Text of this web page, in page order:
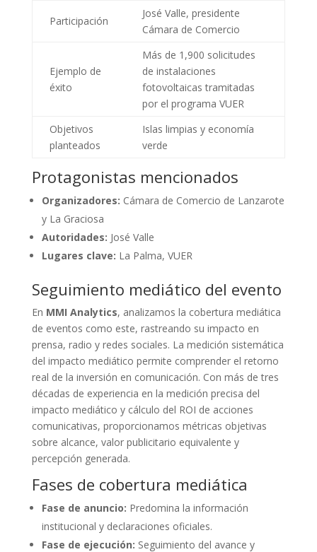
Participación
José Valle, presidente
Cámara de Comercio
Ejemplo de
éxito
Más de 1,900 solicitudes
de instalaciones
fotovoltaicas tramitadas
por el programa VUER
Objetivos
planteados
Islas limpias y economía
verde
Protagonistas mencionados
Organizadores: Cámara de Comercio de Lanzarote
y La Graciosa
Autoridades: José Valle
Lugares clave: La Palma, VUER
Seguimiento mediático del evento
En MMI Analytics, analizamos la cobertura mediática
de eventos como este, rastreando su impacto en
prensa, radio y redes sociales. La medición sistemática
del impacto mediático permite comprender el retorno
real de la inversión en comunicación. Con más de tres
décadas de experiencia en la medición precisa del
impacto mediático y cálculo del ROI de acciones
comunicativas, proporcionamos métricas objetivas
sobre alcance, valor publicitario equivalente y
percepción generada.
Fases de cobertura mediática
Fase de anuncio: Predomina la información
institucional y declaraciones oficiales.
Fase de ejecución: Seguimiento del avance y